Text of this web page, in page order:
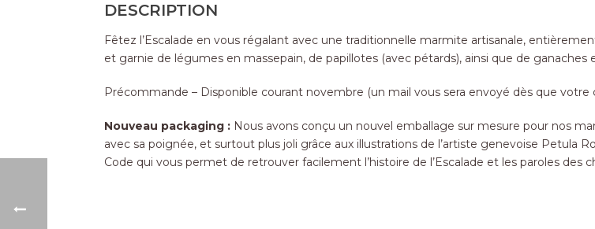
DESCRIPTION
Fêtez l’Escalade en vous régalant avec une traditionnelle marmite artisanale,
et garnie de légumes en massepain, de papillotes (avec pétards), ainsi que de ganaches
Précommande – Disponible courant novembre (un mail vous sera envoyé dès que votre
Nouveau packaging : Nous avons conçu un nouvel emballage sur mesure pour nos
avec sa poignée, et surtout plus joli grâce aux illustrations de l’artiste genevoise Petula
Code qui vous permet de retrouver facilement l’histoire de l’Escalade et les paroles des